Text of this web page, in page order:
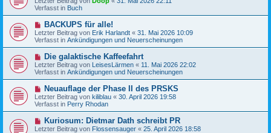
e
i
t
a
g
u
e
B
e
i
t
a
g
Verfasst in Buch
N
e
u
e
B
e
i
t
a
g
BACKUPS für alle!
Letzter Beitrag von Erik Harlandt « 31. Mai 2026 10:09
Verfasst in Ankündigungen und Neuerscheinungen
N
e
u
e
B
e
i
t
a
Die galaktische Kaffeefahrt
Letzter Beitrag von LeisesLärmen « 11. Mai 2026 22:02
Verfasst in Ankündigungen und Neuerscheinungen
N
e
u
e
B
e
Neuauflage der Phase II des PRSKS
Letzter Beitrag von kiliblau « 30. April 2026 19:58
Verfasst in Perry Rhodan
N
e
Kuriosum: Dietmar Dath schreibt PR
Letzter Beitrag von Flossensauger « 25. April 2026 18:58